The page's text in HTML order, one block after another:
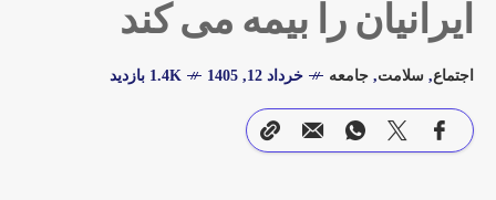
ایرانیان را بیمه می کند
اجتماع, سلامت, جامعه خرداد 12, 1405 1.4K بازدید